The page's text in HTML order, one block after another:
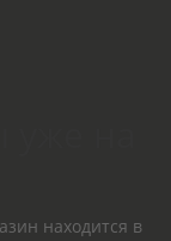
находится в